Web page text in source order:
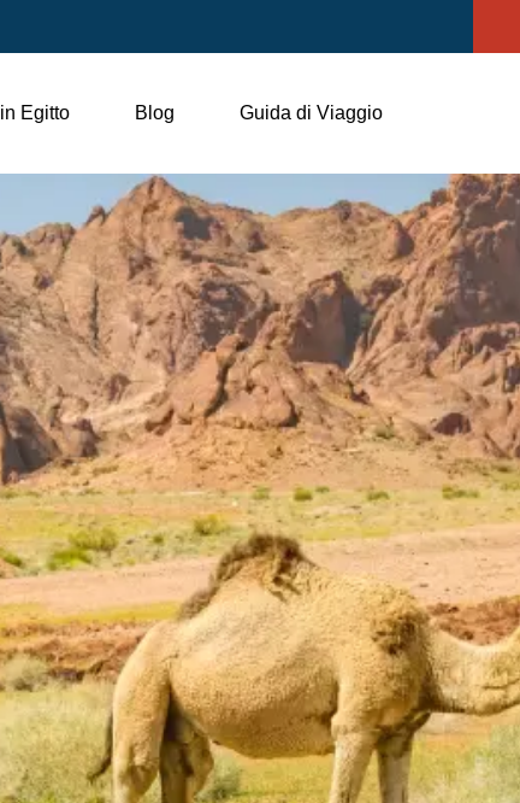
Egitto Blog Guida di Viaggio